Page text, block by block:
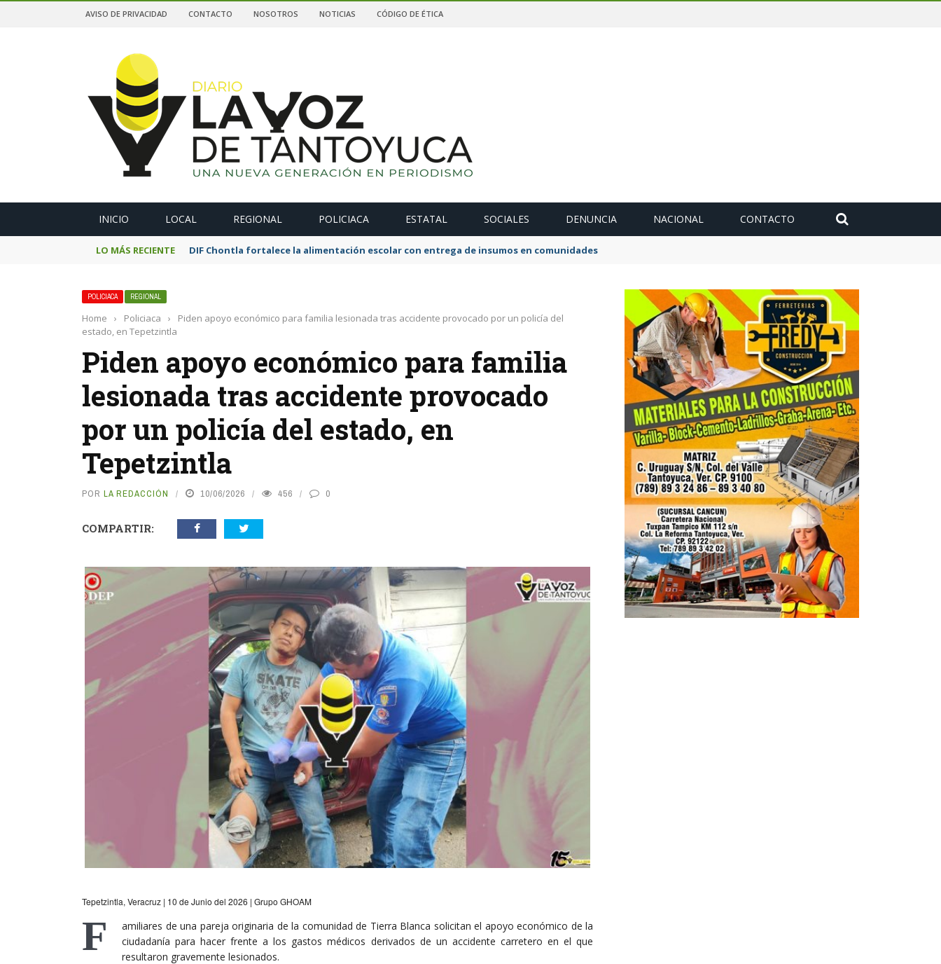
AVISO DE PRIVACIDAD CONTACTO NOSOTROS NOTICIAS CÓDIGO DE ÉTICA
INICIO LOCAL REGIONAL POLICIACA ESTATAL SOCIALES DENUNCIA NACIONAL CONTACTO
LO MÁS RECIENTE DIF Chontla fortalece la alimentación escolar con entrega de insumos en comunidades
POLICIACA REGIONAL
Home › Policiaca ›
Piden apoyo económico para familia lesionada tras accidente provocado por un policía del
estado, en Tepetzintla
Piden apoyo económico para familia
lesionada tras accidente provocado
por un policía del estado, en
Tepetzintla
POR LA REDACCIÓN 10/06/2026 456 0
COMPARTIR:
Tepetzintla, Veracruz | 10 de Junio del 2026 | Grupo GHOAM
F
amiliares de una pareja originaria de la comunidad de Tierra Blanca solicitan el apoyo económico de la
ciudadanía para hacer frente a los gastos médicos derivados de un accidente carretero en el que
resultaron gravemente lesionados.